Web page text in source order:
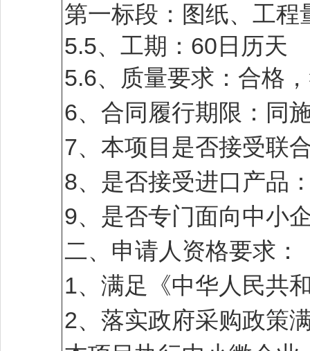
第一标段：图纸、工
5.5、工期：60日历天
5.6、质量要求：合格
6、合同履行期限：同
7、本项目是否接受联
8、是否接受进口产品
9、是否专门面向中小
二、申请人资格要求：
1、满足《中华人民共
2、落实政府采购政策